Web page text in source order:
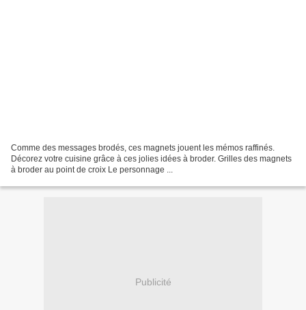
Comme des messages brodés, ces magnets jouent les mémos raffinés.
Décorez votre cuisine grâce à ces jolies idées à broder. Grilles des magnets
à broder au point de croix Le personnage ...
Publicité